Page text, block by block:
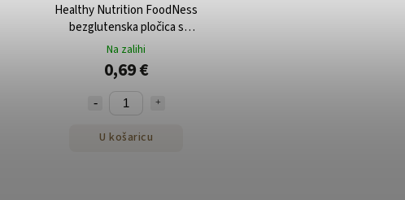
Healthy Nutrition FoodNess
bezglutenska pločica s
miješanim sjemenkama 30 g
Na zalihi
0,69 €
U košaricu